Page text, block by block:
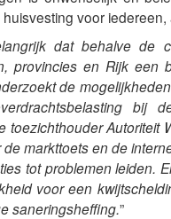
voor
dat behalve de
provincies en Rijk een
de
bij
toezichthouder Autoriteit
markttoets en de
tot problemen leiden.
voor een
saneringsheffing.”